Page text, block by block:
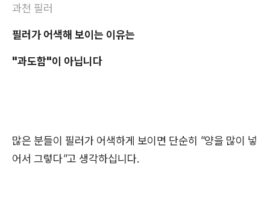
과천 필러
필러가 어색해 보이는 이유는
"과도함"이 아닙니다
많은 분들이 필러가 어색하게 보이면 단순히 "양을 많이 넣
어서 그렇다"고 생각하십니다.